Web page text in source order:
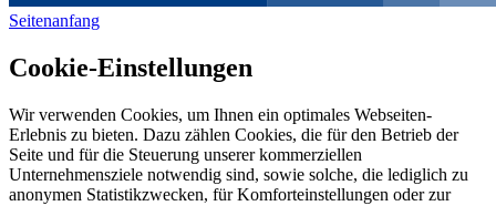
Seitenanfang
Cookie-Einstellungen
Wir verwenden Cookies, um Ihnen ein optimales Webseiten-
Erlebnis zu bieten. Dazu zählen Cookies, die für den Betrieb der
Seite und für die Steuerung unserer kommerziellen
Unternehmensziele notwendig sind, sowie solche, die lediglich zu
anonymen Statistikzwecken, für Komforteinstellungen oder zur